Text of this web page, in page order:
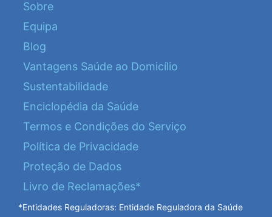
Sobre
Equipa
Blog
Vantagens Saúde ao Domicílio
Sustentabilidade
Enciclopédia da Saúde
Termos e Condições do Serviço
Política de Privacidade
Proteção de Dados
Livro de Reclamações*
*Entidades Reguladoras: Entidade Reguladora da Saúde